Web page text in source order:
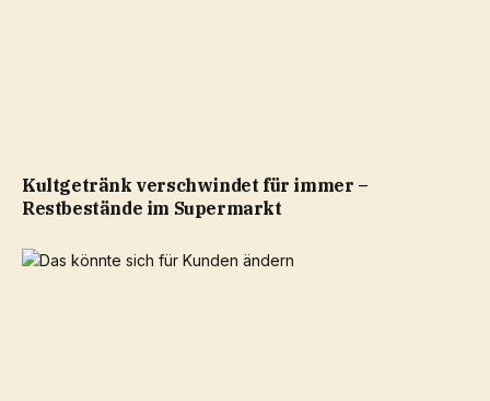
Kultgetränk verschwindet für immer –
Restbestände im Supermarkt